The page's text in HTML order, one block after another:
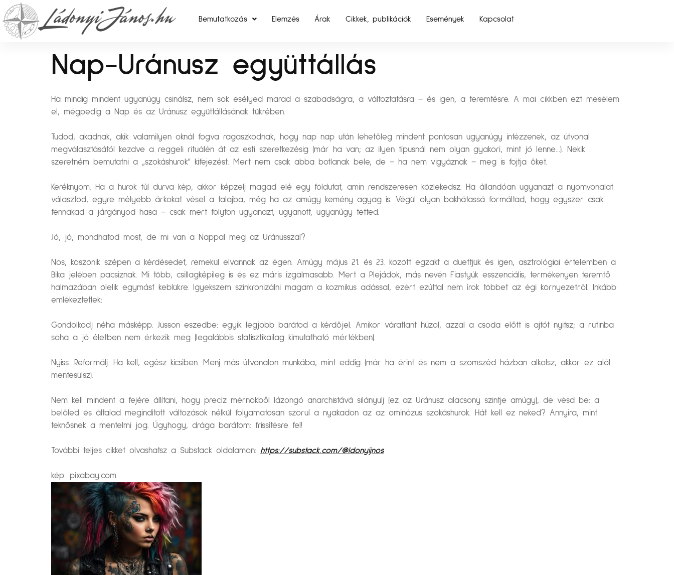
Bemutatkozás Elemzés Árak Cikkek, publikációk Események Kapcsolat
Nap-Uránusz együttállás
Ha mindig mindent ugyanúgy csinálsz, nem sok esélyed marad a szabadságra, a változtatásra – és igen, a teremtésre. A mai cikkben ezt mesélem
el, mégpedig a Nap és az Uránusz együttállásának tükrében.
Tudod, akadnak, akik valamilyen oknál fogva ragaszkodnak, hogy nap nap után lehetőleg mindent pontosan ugyanúgy intézzenek, az útvonal
megválasztásától kezdve a reggeli rituálén át az esti szeretkezésig (már ha van; az ilyen típusnál nem olyan gyakori, mint jó lenne…). Nekik
szeretném bemutatni a „szokáshurok” kifejezést. Mert nem csak abba botlanak bele, de – ha nem vigyáznak – meg is fojtja őket.
Keréknyom. Ha a hurok túl durva kép, akkor képzelj magad elé egy földutat, amin rendszeresen közlekedsz. Ha állandóan ugyanazt a nyomvonalat
választod, egyre mélyebb árkokat vésel a talajba, még ha az amúgy kemény agyag is. Végül olyan bakhátassá formáltad, hogy egyszer csak
fennakad a járgányod hasa – csak mert folyton ugyanazt, ugyanott, ugyanúgy tetted.
Jó, jó, mondhatod most, de mi van a Nappal meg az Uránusszal?
Nos, köszönik szépen a kérdésedet, remekül elvannak az égen. Amúgy május 21. és 23. között egzakt a duettjük és igen, asztrológiai értelemben a
Bika jelében pacsiznak. Mi több, csillagképileg is és ez máris izgalmasabb. Mert a Plejádok, más nevén Fiastyúk esszenciális, termékenyen teremtő
halmazában ölelik egymást keblükre. Igyekszem szinkronizálni magam a kozmikus adással, ezért ezúttal nem írok többet az égi környezetről. Inkább
emlékeztetlek:
Gondolkodj néha másképp. Jusson eszedbe: egyik legjobb barátod a kérdőjel. Amikor váratlant húzol, azzal a csoda előtt is ajtót nyitsz; a rutinba
soha a jó életben nem érkezik meg (legalábbis statisztikailag kimutatható mértékben).
Nyiss. Reformálj. Ha kell, egész kicsiben. Menj más útvonalon munkába, mint eddig (már ha érint és nem a szomszéd házban alkotsz, akkor ez alól
mentesülsz).
Nem kell mindent a fejére állítani, hogy precíz mérnökből lázongó anarchistává silányulj (ez az Uránusz alacsony szintje amúgy), de vésd be: a
belőled és általad megindított változások nélkül folyamatosan szorul a nyakadon az az ominózus szokáshurok. Hát kell ez neked? Annyira, mint
teknősnek a mentelmi jog. Úgyhogy, drága barátom: frissítésre fel!
További teljes cikket olvashatsz a Substack oldalamon: https://substack.com/@ldonyijnos
kép: pixabay.com